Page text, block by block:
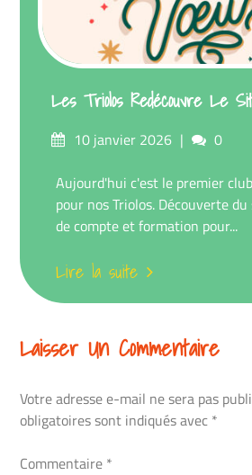
Les Triolos Redécouvre Le
Posté10 janvier 2026
0
Aujourd'hui c'est le premier
pour nos Triolos. Découverte
de compte et formation pour...
Lire la suite
Laisser Un Commentaire
Votre adresse e-mail ne sera pas
obligatoires sont indiqués avec *
Commentaire *